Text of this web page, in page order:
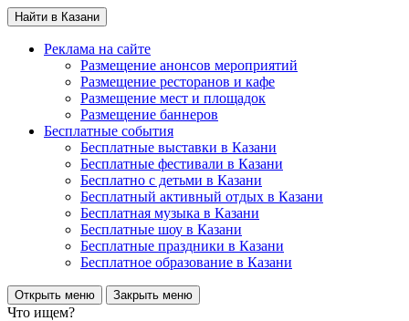
Найти в Казани
Реклама на сайте
Размещение анонсов мероприятий
Размещение ресторанов и кафе
Размещение мест и площадок
Размещение баннеров
Бесплатные события
Бесплатные выставки в Казани
Бесплатные фестивали в Казани
Бесплатно с детьми в Казани
Бесплатный активный отдых в Казани
Бесплатная музыка в Казани
Бесплатные шоу в Казани
Бесплатные праздники в Казани
Бесплатное образование в Казани
Открыть меню Закрыть меню
Что ищем?